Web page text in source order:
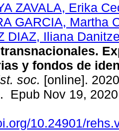
ZAVALA, Erika
GARCIA, Martha
DIAZ, Iliana
y fondos de
soc. [online].
Epub Nov 19,
10.24901/